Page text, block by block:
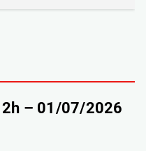
– 01/07/2026